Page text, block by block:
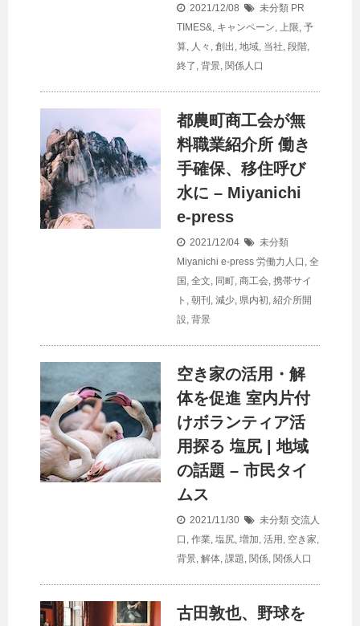
2021/12/08 未分類 PR
TIMES&, キャンペーン, 上限, 予
算, 人々 , 創出 , 地域, 当社, 段階,
終了 , 背景, 関係人口
都農町商工会が無
料職業紹介所 働き
手確保、移住呼び
水に – Miyanichi
e-press
2021/12/04
未分類
Miyanichi e-press 労働力人口 , 全
国 , 全文, 同町, 商工会, 携帯サイ
ト , 朝刊 , 減少, 県内初, 紹介所開
設, 背景
空き家の活用・解
体を促進 室内片付
けボランティア活
用探る 塩尻 | 地域
の話題 – 市民タイ
ムス
2021/11/30 未分類 交流人
口 , 作業, 塩尻, 増加, 活用 , 空き家,
背景, 解体, 課題, 関係, 関係人口
古田敦也、野球を